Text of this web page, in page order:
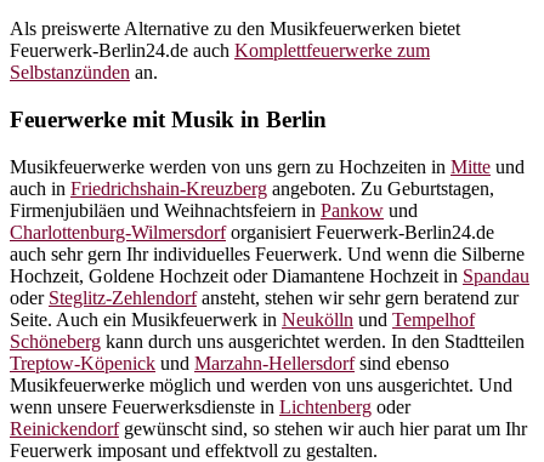
Als preiswerte Alternative zu den Musikfeuerwerken bietet
Feuerwerk-Berlin24.de auch Komplettfeuerwerke zum
Selbstanzünden an.
Feuerwerke mit Musik in Berlin
Musikfeuerwerke werden von uns gern zu Hochzeiten in Mitte und
auch in Friedrichshain-Kreuzberg angeboten. Zu Geburtstagen,
Firmenjubiläen und Weihnachtsfeiern in Pankow und
Charlottenburg-Wilmersdorforganisiert Feuerwerk-Berlin24.de
auch sehr gern Ihr individuelles Feuerwerk. Und wenn die Silberne
Hochzeit, Goldene Hochzeit oder Diamantene Hochzeit in Spandau
oder Steglitz-Zehlendorfansteht, stehen wir sehr gern beratend zur
Seite. Auch ein Musikfeuerwerk in Neukölln und Tempelhof
Schöneberg kann durch uns ausgerichtet werden. In den Stadtteilen
Treptow-Köpenick und Marzahn-Hellersdorfsind ebenso
Musikfeuerwerke möglich und werden von uns ausgerichtet. Und
wenn unsere Feuerwerksdienste in Lichtenberg oder
Reinickendorfgewünscht sind, so stehen wir auch hier parat um Ihr
Feuerwerk imposant und effektvoll zu gestalten.